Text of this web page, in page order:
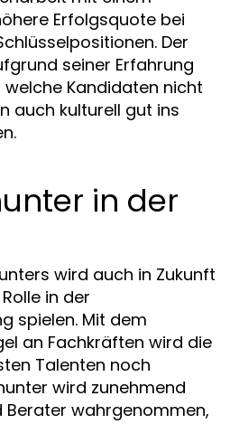
Erfolgsquote bei
Der
seiner Erfahrung
Kandidaten nicht
auch kulturell gut ins
in der
wird auch in Zukunft
in der
spielen. Mit dem
an Fachkräften wird die
Talenten noch
wird zunehmend
wahrgenommen,